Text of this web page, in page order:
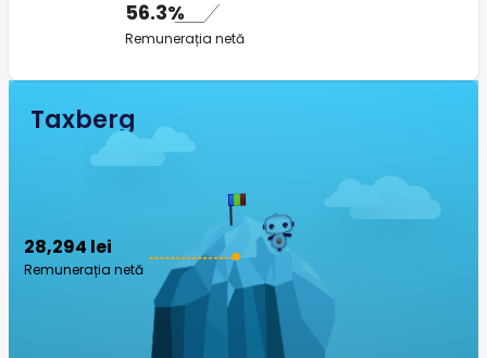
56.3%
Remunerația netă
Taxberg
28,294 lei
Remunerația netă